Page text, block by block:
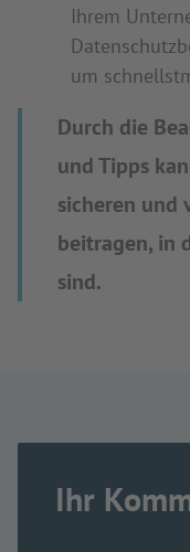
Ihrem
um
Durch die
und Tipps
sicheren und
beitragen, in
sind.
Ihr